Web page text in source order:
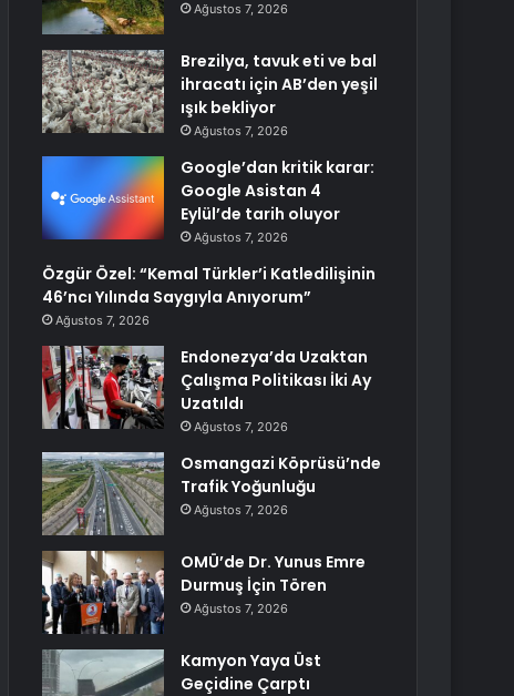
Ağustos 7, 2026
Brezilya, tavuk eti ve bal
ihracatı için AB’den yeşil
ışık bekliyor
Ağustos 7, 2026
Google’dan kritik karar:
Google Asistan 4
Eylül’de tarih oluyor
Ağustos 7, 2026
Özgür Özel: “Kemal Türkler’i Katledilişinin
46’ncı Yılında Saygıyla Anıyorum”
Ağustos 7, 2026
Endonezya’da Uzaktan
Çalışma Politikası İki Ay
Uzatıldı
Ağustos 7, 2026
Osmangazi Köprüsü’nde
Trafik Yoğunluğu
Ağustos 7, 2026
OMÜ’de Dr. Yunus Emre
Durmuş İçin Tören
Ağustos 7, 2026
Kamyon Yaya Üst
Geçidine Çarptı